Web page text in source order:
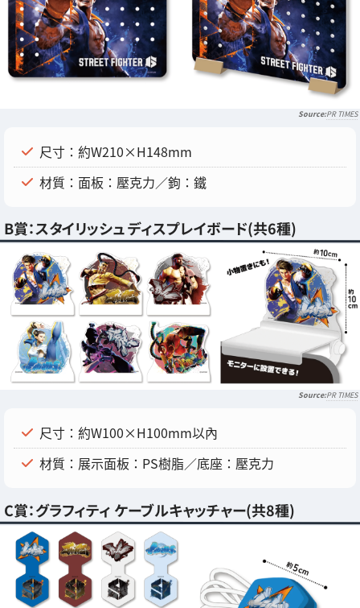
PR TIMES
尺寸：約W210×H148mm
材質：面板：壓克力／鉤：鐵
B賞：スタイリッシュ ディスプレイボード(共6種)
PR TIMES
尺寸：約W100×H100mm以內
材質：展示面板：PS樹脂／底座：壓克力
C賞：グラフィティ ケーブルキャッチャー(共8種)